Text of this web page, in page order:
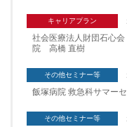
キャリアプラン
社会医療法人財団石心会
院 高橋 直樹
その他セミナー等
飯塚病院 救急科サマー
その他セミナー等